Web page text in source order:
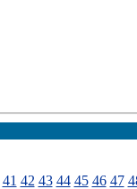
41 42 43 44 45 46 47